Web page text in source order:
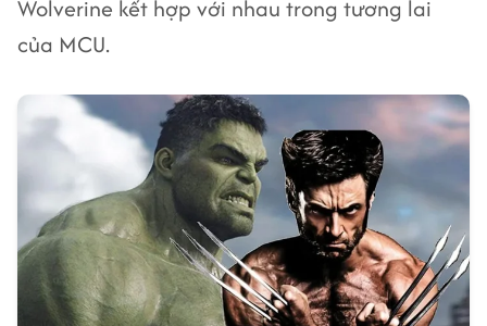
Wolverine kết hợp với nhau trong tương lai
của MCU.